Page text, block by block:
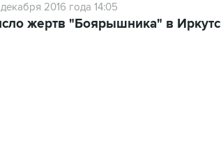
2016 года 14:05
жертв "Боярышника" в